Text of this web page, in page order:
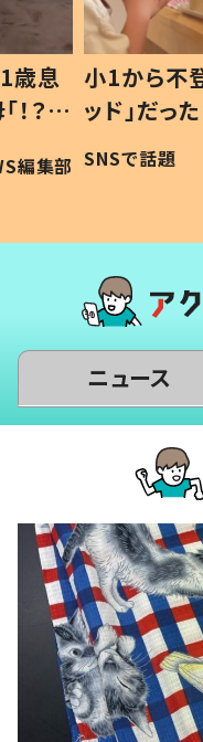
フテ
食”を
編集部
ひ孫にデ
が、抱っ
「涙が出
い」
ニュース